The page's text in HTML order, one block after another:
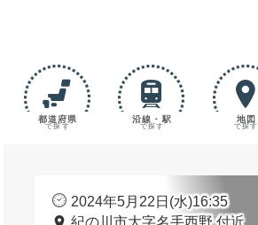
都道府県
で探す
沿線・駅
で探す
地図
で探す
2024年5月22日(水)16:35
紀の川市大字名手西野 付近